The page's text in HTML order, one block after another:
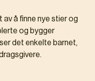
å finne nye stier og
og bygger
det enkelte barnet,